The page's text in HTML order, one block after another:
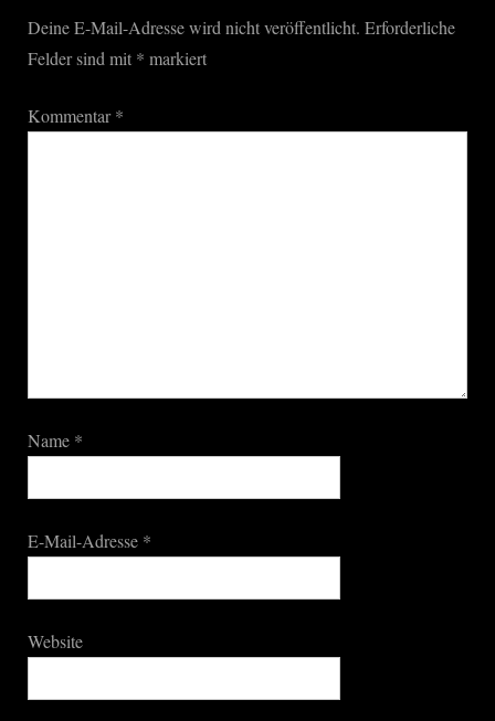
Deine E-Mail-Adresse wird nicht veröffentlicht. Erforderliche
Felder sind mit * markiert
Kommentar*
Name *
E-Mail-Adresse *
Website